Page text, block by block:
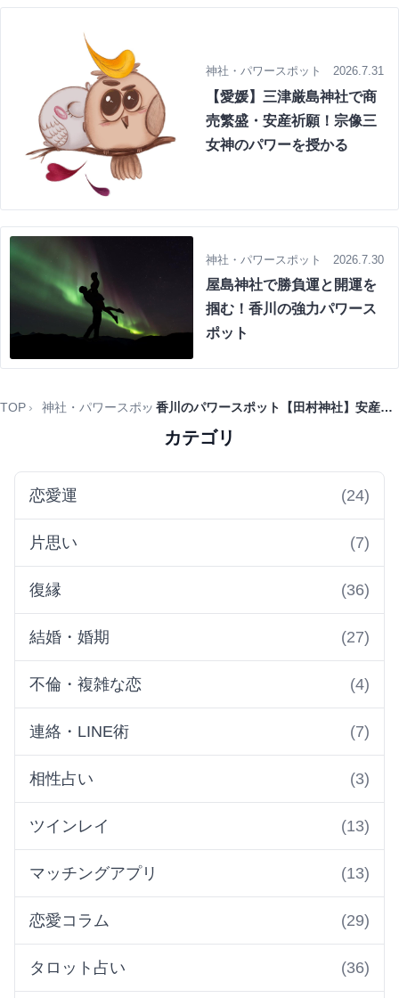
神社・パワースポット 2026.7.31
【愛媛】三津厳島神社で商
売繁盛・安産祈願！宗像三
女神のパワーを授かる
神社・パワースポット 2026.7.30
屋島神社で勝負運と開運を
掴む！香川の強力パワース
ポット
TOP 神社・パワースポット 香川のパワースポット【田村神社】安産・縁結びと龍神の神秘
カテゴリ
恋愛運 (24)
片思い (7)
復縁 (36)
結婚・婚期 (27)
不倫・複雑な恋 (4)
連絡・LINE術 (7)
相性占い (3)
ツインレイ (13)
マッチングアプリ (13)
恋愛コラム (29)
タロット占い (36)